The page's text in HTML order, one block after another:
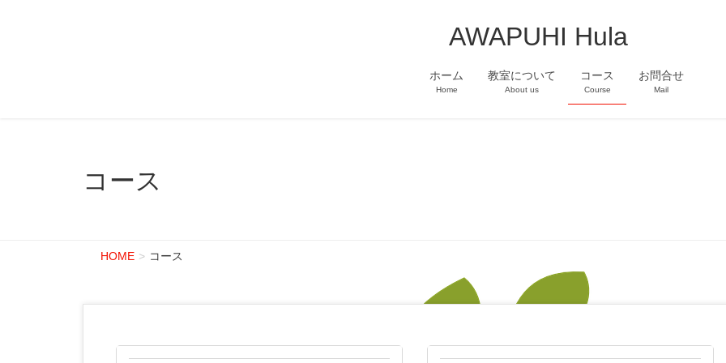
AWAPUHI Hula
ホーム
Home
教室について
About us
コース
Course
お問合せ
Mail
コース
HOME コース